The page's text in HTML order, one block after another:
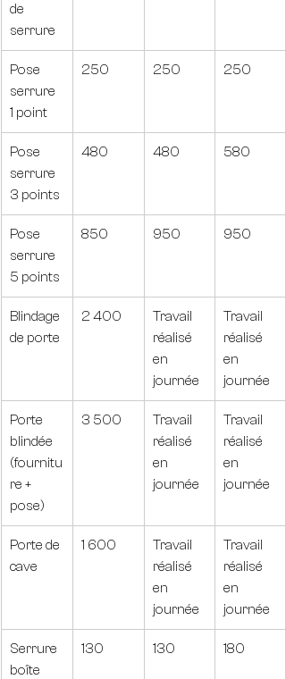
de
serrure
Pose
serrure
1 point
250 250 250
Pose
serrure
3 points
480 480 580
Pose
serrure
5 points
850 950 950
Blindage
de porte
2 400
Travail
réalisé
en
journée
Travail
réalisé
en
journée
Porte
blindée
(fournitu
re +
pose)
3 500
Travail
réalisé
en
journée
Travail
réalisé
en
journée
Porte de
cave
1 600
Travail
réalisé
en
journée
Travail
réalisé
en
journée
Serrure
boîte
130 130 180